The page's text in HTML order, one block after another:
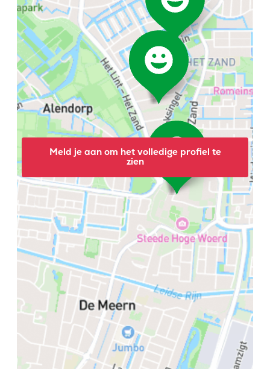
Meld je aan om het volledige profiel te
zien